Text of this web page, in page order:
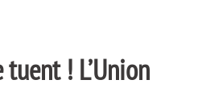
! L’Union